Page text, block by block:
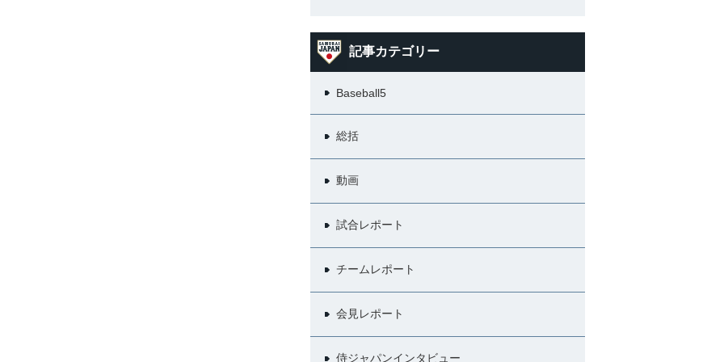
記事カテゴリー
Baseball5
総括
動画
試合レポート
チームレポート
会見レポート
侍ジャパンインタビュー